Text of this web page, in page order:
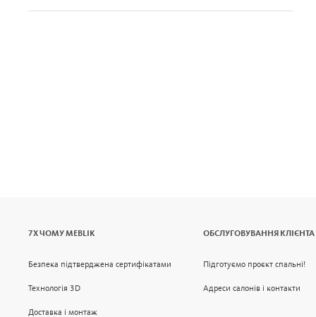
7Х ЧОМУ MEBLIK
Безпека підтверджена сертифікатами
Технологія 3D
Доставка і монтаж
ОБСЛУГОВУВАННЯ КЛІЄНТА
Підготуємо проєкт спальні!
Адреси салонів і контакти